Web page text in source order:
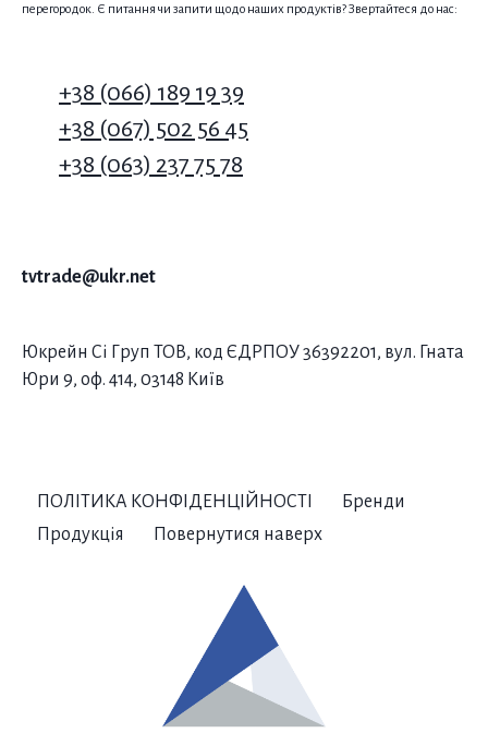
перегородок. Є питання чи запити щодо наших продуктів? Звертайтеся до нас:
+38 (066) 189 19 39
+38 (067) 502 56 45
+38 (063) 237 75 78
tvtrade@ukr.net
Юкрейн Сі Груп ТОВ, код ЄДРПОУ 36392201, вул. Гната
Юри 9, оф. 414, 03148 Київ
ПОЛІТИКА КОНФІДЕНЦІЙНОСТІ
Бренди
Продукція
Повернутися наверх